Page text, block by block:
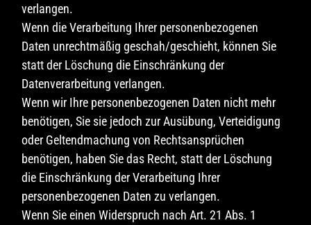
verlangen.
Wenn die Verarbeitung Ihrer personenbezogenen
Daten unrechtmäßig geschah/geschieht, können Sie
statt der Löschung die Einschränkung der
Datenverarbeitung verlangen.
Wenn wir Ihre personenbezogenen Daten nicht mehr
benötigen, Sie sie jedoch zur Ausübung, Verteidigung
oder Geltendmachung von Rechtsansprüchen
benötigen, haben Sie das Recht, statt der Löschung
die Einschränkung der Verarbeitung Ihrer
personenbezogenen Daten zu verlangen.
Wenn Sie einen Widerspruch nach Art. 21 Abs. 1